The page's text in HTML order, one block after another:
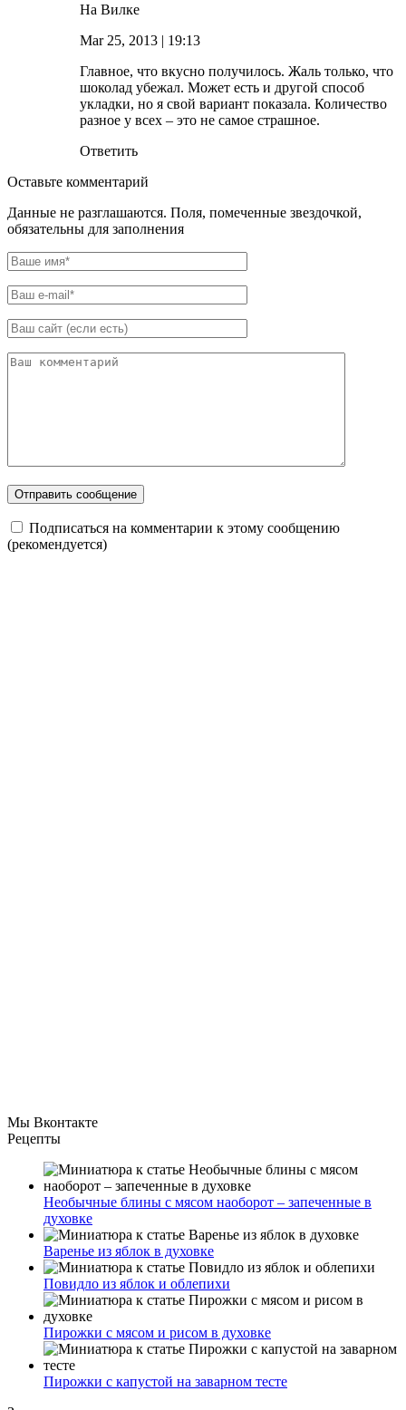
На Вилке
Mar 25, 2013 | 19:13
Главное, что вкусно получилось. Жаль только, что
шоколад убежал. Может есть и другой способ
укладки, но я свой вариант показала. Количество
разное у всех – это не самое страшное.
Ответить
Оставьте комментарий
Данные не разглашаются. Поля, помеченные звездочкой,
обязательны для заполнения
Подписаться на комментарии к этому сообщению
(рекомендуется)
Мы Вконтакте
Рецепты
Необычные блины с мясом наоборот – запеченные в
духовке
Варенье из яблок в духовке
Повидло из яблок и облепихи
Пирожки с мясом и рисом в духовке
Пирожки с капустой на заварном тесте